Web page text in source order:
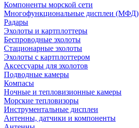
Компоненты морской сети
Многофункциональные дисплеи (МФД)
Радары
Эхолоты и картплоттеры
Беспроводные эхолоты
Стационарные эхолоты
Эхолоты с картплоттером
Аксессуары для эхолотов
Подводные камеры
Компасы
Ночные и тепловизионные камеры
Морские тепловизоры
Инструментальные дисплеи
Антенны, датчики и компоненты